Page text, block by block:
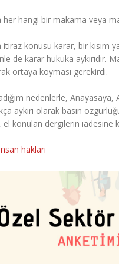
her hangi bir makama veya
konusu karar, bir kısım
de karar hukuka aykırıdır.
ortaya koyması gerekirdi.
nedenlerle,
aykırı olarak basın
el konulan dergilerin iadesine
hakları